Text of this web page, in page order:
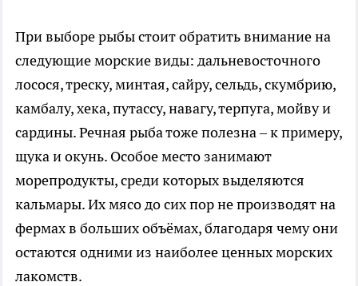
При выборе рыбы стоит обратить внимание на
следующие морские виды: дальневосточного
лосося, треску, минтая, сайру, сельдь, скумбрию,
камбалу, хека, путассу, навагу, терпуга, мойву и
сардины. Речная рыба тоже полезна – к примеру,
щука и окунь. Особое место занимают
морепродукты, среди которых выделяются
кальмары. Их мясо до сих пор не производят на
фермах в больших объёмах, благодаря чему они
остаются одними из наиболее ценных морских
лакомств.